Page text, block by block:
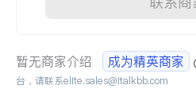
暂无商家介绍 成为精英商家
台，请联系elite.sales@italkbb.com